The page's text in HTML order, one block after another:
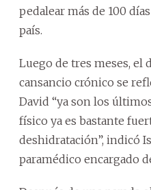
pedalear más de 100
país.
Luego de tres meses, el
cansancio crónico se
David “ya son los
físico ya es bastante
deshidratación”, indicó
paramédico encargado